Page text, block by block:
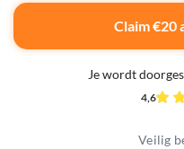
Claim €20
Je wordt
4,6
Veilig